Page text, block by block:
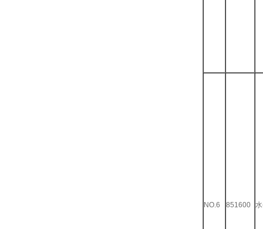
NO.6 851600